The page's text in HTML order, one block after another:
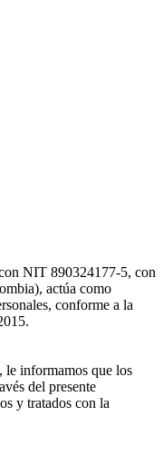
NIT 890324177-5, con
actúa como
conforme a la
informamos que los
del presente
y tratados con la